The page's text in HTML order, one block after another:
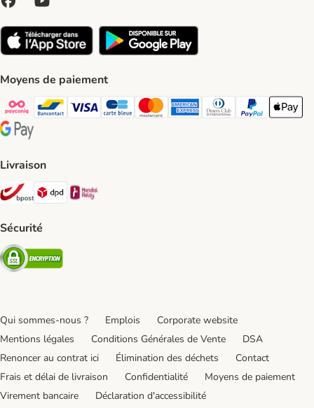
Moyens de paiement
Payconiq Payment Method
bancontact Payment Method
Visa Payment Method
carte bleue Payment Method
Master card Payment Method
American express Payment
Diners club Payment
Paypal Payment
Apple
Google Pay Payment Method
Livraison
Bpost Shipping Method
DPD Shipping Method
Sécurité
Security
Qui sommes-nous ? Emplois
Corporate website
Mentions légales
Conditions Générales de Vente
DSA
Renoncer au contrat ici
Élimination des déchets
Contact
Frais et délai de livraison
Confidentialité
Moyens de paiement
Virement bancaire
Déclaration d'accessibilité